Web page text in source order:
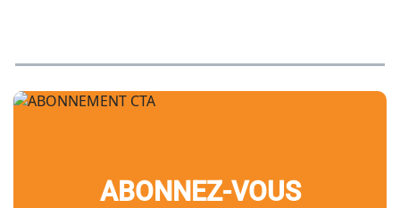
ABONNEZ-VOUS